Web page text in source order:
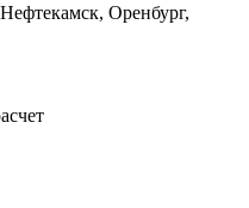
Оренбург,